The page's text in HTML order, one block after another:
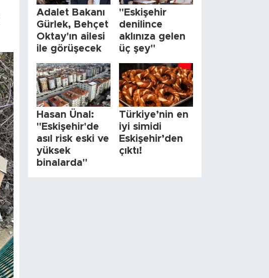
Adalet Bakanı
Gürlek, Behçet
Oktay'ın ailesi
ile görüşecek
"Eskişehir
denilince
aklınıza gelen
üç şey"
Hasan Ünal:
"Eskişehir'de
asıl risk eski ve
yüksek
binalarda"
Türkiye’nin en
iyi simidi
Eskişehir’den
çıktı!